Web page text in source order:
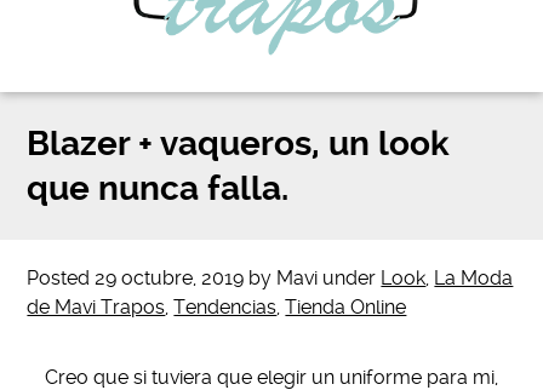
Blazer + vaqueros, un look
que nunca falla.
Posted29 octubre, 2019 by Mavi under Look, La Moda
de Mavi Trapos,Tendencias,Tienda Online
Creo que si tuviera que elegir un uniforme para mi,